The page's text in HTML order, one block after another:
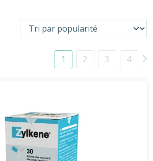
1 2 3 4